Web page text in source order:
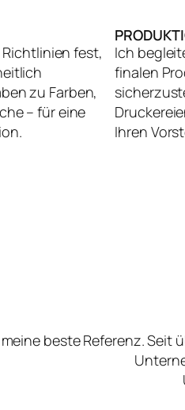
fest,
zu Farben,
– für eine
Ich
finalen
Ihren
beste Referenz.